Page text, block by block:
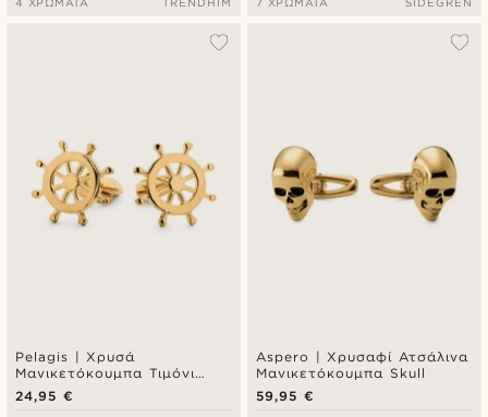
Pelagis | Χρυσά
Μανικετόκουμπα Τιμόνι
Πλοίου
24,95 €
Aspero | Χρυσαφί Ατσάλινα
Μανικετόκουμπα Skull
59,95 €